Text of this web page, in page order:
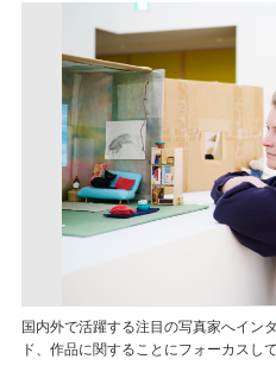
国内外で活躍する注目の写真家へイン
ド、作品に関することにフォーカスし